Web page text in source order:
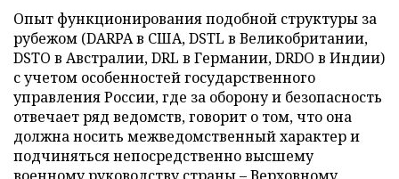
Опыт функционирования подобной структуры за
рубежом (DARPA в США, DSTL в Великобритании,
DSTO в Австралии, DRL в Германии, DRDO в Индии)
с учетом особенностей государственного
управления России, где за оборону и безопасность
отвечает ряд ведомств, говорит о том, что она
должна носить межведомственный характер и
подчиняться непосредственно высшему